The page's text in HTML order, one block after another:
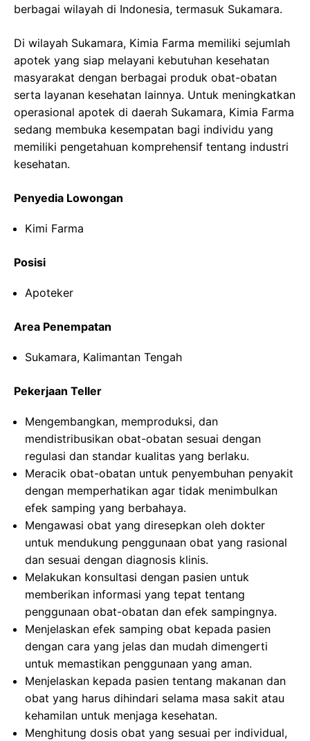
berbagai wilayah di Indonesia, termasuk Sukamara.
Di wilayah Sukamara, Kimia Farma memiliki sejumlah
apotek yang siap melayani kebutuhan kesehatan
masyarakat dengan berbagai produk obat-obatan
serta layanan kesehatan lainnya. Untuk meningkatkan
operasional apotek di daerah Sukamara, Kimia Farma
sedang membuka kesempatan bagi individu yang
memiliki pengetahuan komprehensif tentang industri
kesehatan.
Penyedia Lowongan
Kimi Farma
Posisi
Apoteker
Area Penempatan
Sukamara, Kalimantan Tengah
Pekerjaan Teller
Mengembangkan, memproduksi, dan
mendistribusikan obat-obatan sesuai dengan
regulasi dan standar kualitas yang berlaku.
Meracik obat-obatan untuk penyembuhan penyakit
dengan memperhatikan agar tidak menimbulkan
efek samping yang berbahaya.
Mengawasi obat yang diresepkan oleh dokter
untuk mendukung penggunaan obat yang rasional
dan sesuai dengan diagnosis klinis.
Melakukan konsultasi dengan pasien untuk
memberikan informasi yang tepat tentang
penggunaan obat-obatan dan efek sampingnya.
Menjelaskan efek samping obat kepada pasien
dengan cara yang jelas dan mudah dimengerti
untuk memastikan penggunaan yang aman.
Menjelaskan kepada pasien tentang makanan dan
obat yang harus dihindari selama masa sakit atau
kehamilan untuk menjaga kesehatan.
Menghitung dosis obat yang sesuai per individual,